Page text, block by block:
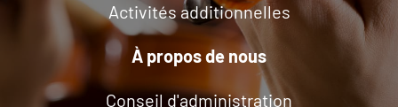
Appuis financiers Contact
Infos pratiques
Activités additionnelles
À propos de nous
Conseil d'administration